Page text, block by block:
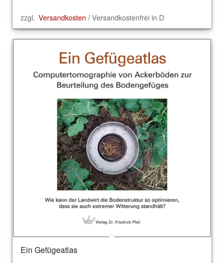
zzgl. Versandkosten / Versandkostenfrei in D
Ein Gefügeatlas